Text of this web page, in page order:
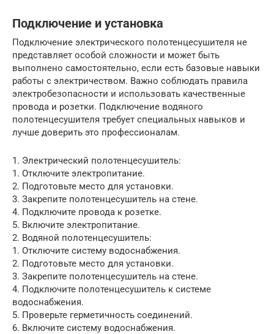
Подключение и установка
Подключение электрического полотенцесушителя не
представляет особой сложности и может быть
выполнено самостоятельно, если есть базовые навыки
работы с электричеством. Важно соблюдать правила
электробезопасности и использовать качественные
провода и розетки. Подключение водяного
полотенцесушителя требует специальных навыков и
лучше доверить это профессионалам.
1. Электрический полотенцесушитель:
1. Отключите электропитание.
2. Подготовьте место для установки.
3. Закрепите полотенцесушитель на стене.
4. Подключите провода к розетке.
5. Включите электропитание.
2. Водяной полотенцесушитель:
1. Отключите систему водоснабжения.
2. Подготовьте место для установки.
3. Закрепите полотенцесушитель на стене.
4. Подключите полотенцесушитель к системе
водоснабжения.
5. Проверьте герметичность соединений.
6. Включите систему водоснабжения.